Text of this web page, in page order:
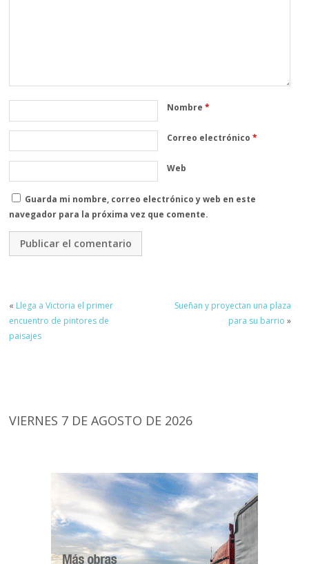
Nombre*
Correo electrónico*
Web
Guarda mi nombre, correo electrónico y web en este
navegador para la próxima vez que comente.
« Llega a Victoria el primer
encuentro de pintores de
paisajes
Sueñan y proyectan una plaza
para su barrio »
VIERNES 7 DE AGOSTO DE 2026